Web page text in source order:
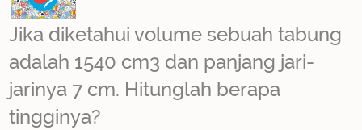
Jika diketahui volume sebuah tabung
adalah 1540 cm3 dan panjang jari-
jarinya 7 cm. Hitunglah berapa
tingginya?